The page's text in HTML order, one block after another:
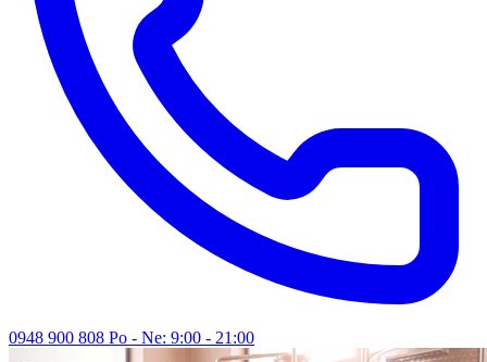
0948 900 808 Po - Ne: 9:00 - 21:00